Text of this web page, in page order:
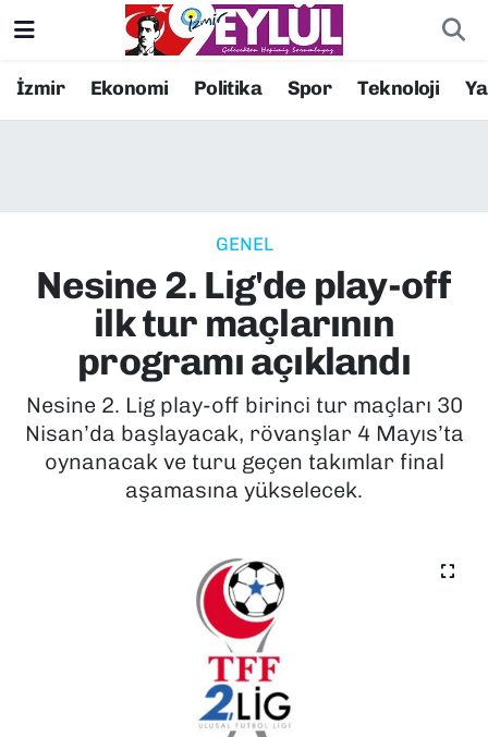
İzmir Ekonomi Politika Spor Teknoloji
GENEL
Nesine 2. Lig'de play-off
ilk tur maçlarının
programı açıklandı
Nesine 2. Lig play-off birinci tur maçları 30
Nisan’da başlayacak, rövanşlar 4 Mayıs’ta
oynanacak ve turu geçen takımlar final
aşamasına yükselecek.
Resmi İlanlar
EKONOMİ
KÜLTÜR SANAT
MAGAZİN
POLİTİKA
Konak Nöbetçi Eczaneler
Süper Lig Puan Durumu ve Fikstür
Tüm Manşetler
Son Dakika Haberleri
Haber Arşivi